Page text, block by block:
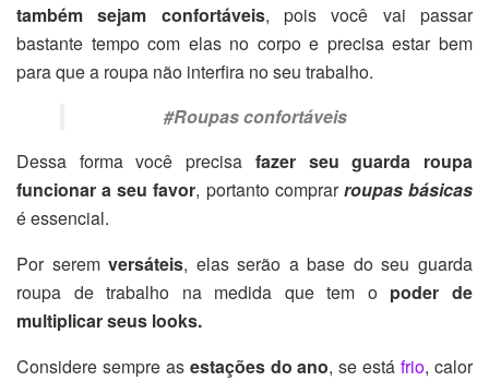
também sejam confortáveis, pois você vai passar
bastante tempo com elas no corpo e precisa estar bem
para que a roupa não interfira no seu trabalho.
#Roupas confortáveis
Dessa forma você precisa fazer seu guarda roupa
funcionar a seu favor, portanto comprarroupas básicas
é essencial.
Por seremversáteis, elas serão a base do seu guarda
roupa de trabalho na medida que tem o poder de
multiplicar seus looks.
Considere sempre as estações do ano, se estáfrio, calor